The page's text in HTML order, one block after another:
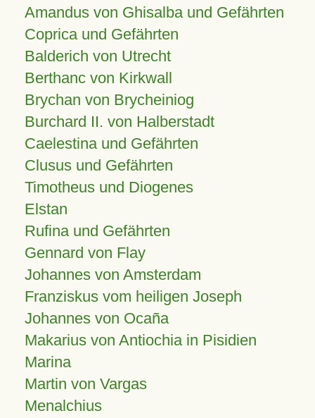
Amandus von Ghisalba und Gefährten
Coprica und Gefährten
Balderich von Utrecht
Berthanc von Kirkwall
Brychan von Brycheiniog
Burchard II. von Halberstadt
Caelestina und Gefährten
Clusus und Gefährten
Timotheus und Diogenes
Elstan
Rufina und Gefährten
Gennard von Flay
Johannes von Amsterdam
Franziskus vom heiligen Joseph
Johannes von Ocaña
Makarius von Antiochia in Pisidien
Marina
Martin von Vargas
Menalchius